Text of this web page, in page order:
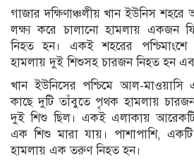
গাজার দক্ষিণাঞ্চলীয় খান ইউনিস শহরে
লক্ষ্য করে চালানো হামলায় একজন
নিহত হন। একই শহরের
হামলায় দুই শিশুসহ চারজন নিহত হন
খান ইউনিসের পশ্চিমে আল-
কাছে দুটি তাঁবুতে পৃথক হামলায়
দুই শিশু ছিল। একই এলাকায়
এক শিশু মারা যায়। পাশাপাশি,
হামলায় এক তরুণ নিহত হন।